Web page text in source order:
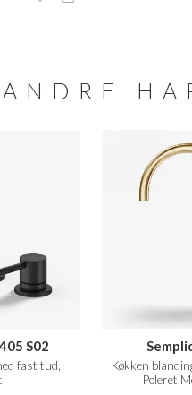
ANDRE
S02
fast tud,
Køkken
Poleret